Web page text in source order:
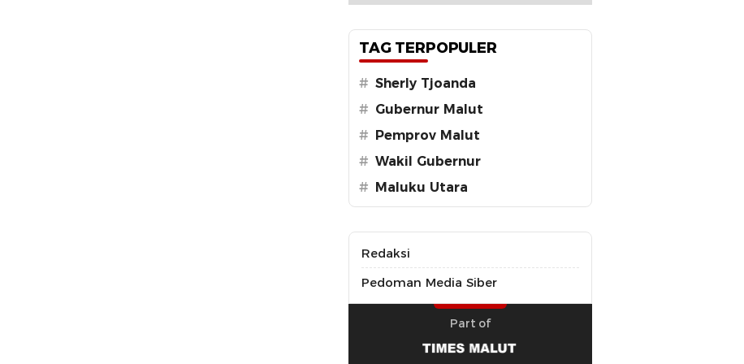
TAG TERPOPULER
# Sherly Tjoanda
# Gubernur Malut
#
Pemprov Malut
# Wakil Gubernur
#
Maluku Utara
Redaksi
Pedoman Media Siber
Part of